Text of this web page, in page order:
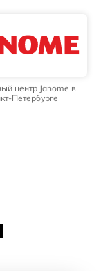
центр Janome в
Петербурге